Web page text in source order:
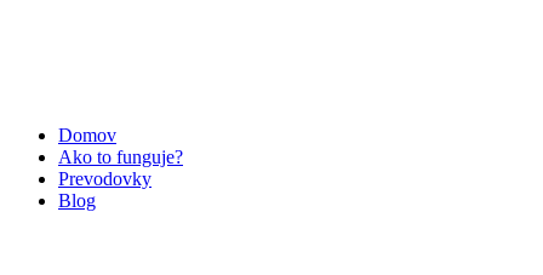
Domov
Ako to funguje?
Prevodovky
Blog